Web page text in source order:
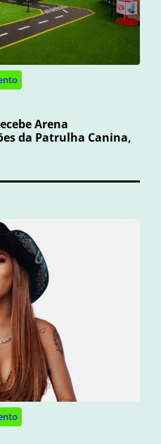
Arena
da Patrulha Canina,